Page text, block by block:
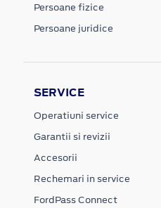
Persoane fizice
Persoane juridice
SERVICE
Operatiuni service
Garantii si revizii
Accesorii
Rechemari in service
FordPass Connect